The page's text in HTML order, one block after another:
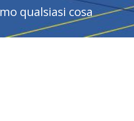
qualsiasi cosa